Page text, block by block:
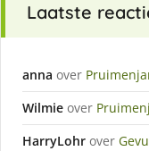
Laatste
anna over
Wilmie over
HarryLohr over